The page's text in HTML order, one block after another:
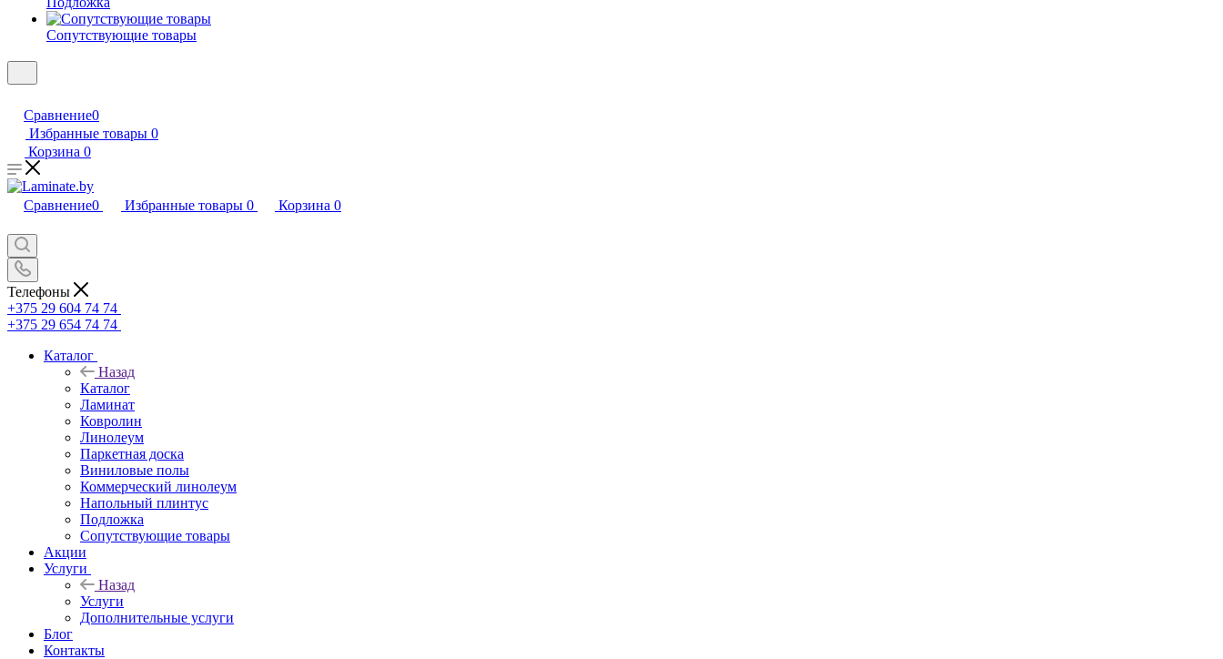
Сопутствующие товары
Сравнение0
Избранные товары 0
Корзина 0
Сравнение0 Избранные товары 0 Корзина 0
Телефоны
+375 29 604 74 74
+375 29 654 74 74
Каталог
Назад
Каталог
Ламинат
Ковролин
Линолеум
Паркетная доска
Виниловые полы
Коммерческий линолеум
Напольный плинтус
Подложка
Сопутствующие товары
Акции
Услуги
Назад
Услуги
Дополнительные услуги
Блог
Контакты